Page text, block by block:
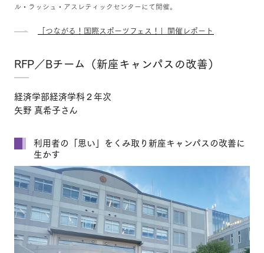
ル・ラッシュ・アスレティックセンターにて開催。
「つながる！国際スポーツフェス！」開催レポート
RFP／Bチーム（新座キャンパスの改善）
経済学部経済学科２年次
矢野 真希子さん
利用者の「思い」をくみ取り新座キャンパスの改善に
生かす